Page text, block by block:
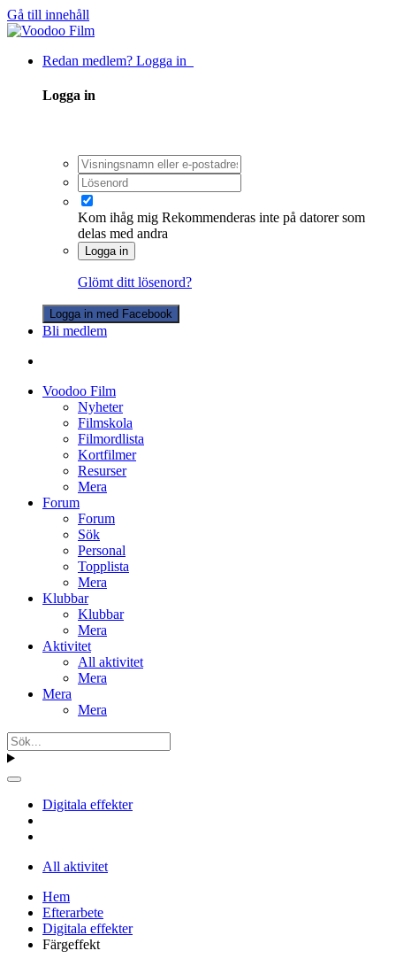
Gå till innehåll
Redan medlem? Logga in
Logga in
Kom ihåg mig Rekommenderas inte på datorer som
delas med andra
Logga in
Glömt ditt lösenord?
Logga in med Facebook
Bli medlem
Voodoo Film
Nyheter
Filmskola
Filmordlista
Kortfilmer
Resurser
Mera
Forum
Forum
Sök
Personal
Topplista
Mera
Klubbar
Klubbar
Mera
Aktivitet
All aktivitet
Mera
Mera
Mera
Digitala effekter
All aktivitet
Hem
Efterarbete
Digitala effekter
Färgeffekt